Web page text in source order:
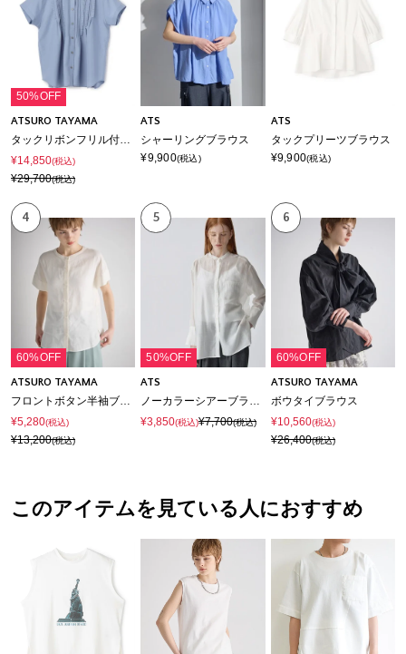
50%OFF
ATSURO TAYAMA
タックリボンフリル付き半袖シャツ
¥14,850(税込)
¥29,700(税込)
ATS
シャーリングブラウス
¥9,900(税込)
ATS
タックプリーツブラウス
¥9,900(税込)
4
60%OFF
ATSURO TAYAMA
フロントボタン半袖ブラウス
¥5,280(税込)
¥13,200(税込)
5
50%OFF
ATS
ノーカラーシアーブラウス
¥3,850(税込)¥7,700(税込)
6
60%OFF
ATSURO TAYAMA
ボウタイブラウス
¥10,560(税込)
¥26,400(税込)
このアイテムを見ている人におすすめ